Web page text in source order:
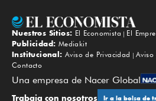
Nuestros Sitios: El Economista El
Publicidad: Mediakit
Institucional: Aviso de Privacidad
Aviso
Contacto
Una empresa de Nacer Global
Trabaja con nosotros Ir a la bolsa de